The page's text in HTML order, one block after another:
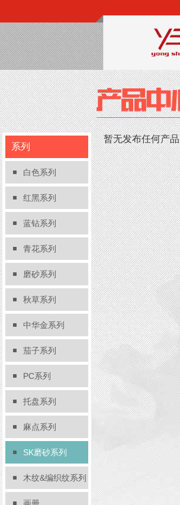
系列
白色系列
红黑系列
蓝钻系列
青花系列
磨砂系列
秋草系列
中华金系列
茄子系列
PC系列
托盘系列
麻点系列
SK磨砂系列
木纹&编织纹系列
暂无发布任何产品